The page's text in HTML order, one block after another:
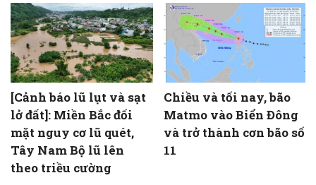
[Cảnh báo lũ lụt và sạt
lở đất]: Miền Bắc đối
mặt nguy cơ lũ quét,
Tây Nam Bộ lũ lên
theo triều cường
Chiều và tối nay, bão
Matmo vào Biển Đông
và trở thành cơn bão số
11